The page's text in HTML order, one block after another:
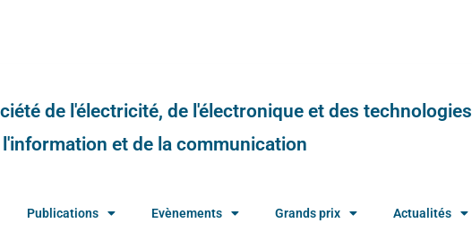
de l'électricité, de l'électronique et des technologies
et de la communication
Publications Evènements Grands prix Actualités